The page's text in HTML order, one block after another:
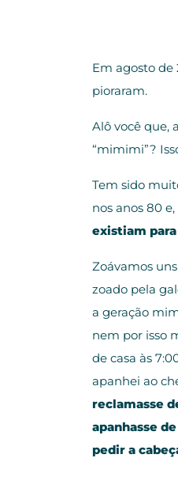
Em agosto de
pioraram.
Alô você que,
“mimimi”?
Tem sido
nos anos 80
existiam
Zoávamos
zoado pela
a geração
nem por isso
de casa às
apanhei ao
reclamasse
apanhasse
pedir a